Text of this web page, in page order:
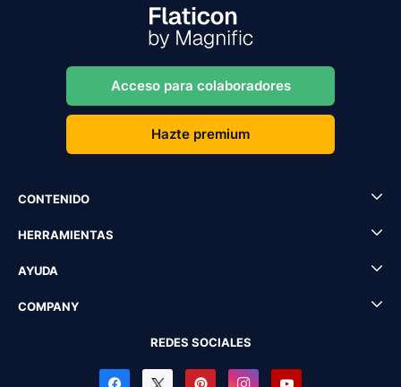
Acceso para colaboradores
Hazte premium
CONTENIDO
HERRAMIENTAS
AYUDA
COMPANY
REDES SOCIALES